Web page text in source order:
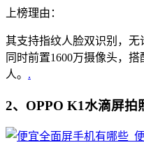
上榜理由：
其支持指纹人脸双识别，无
同时前置1600万摄像头，
人。 .
2、OPPO K1水滴屏拍